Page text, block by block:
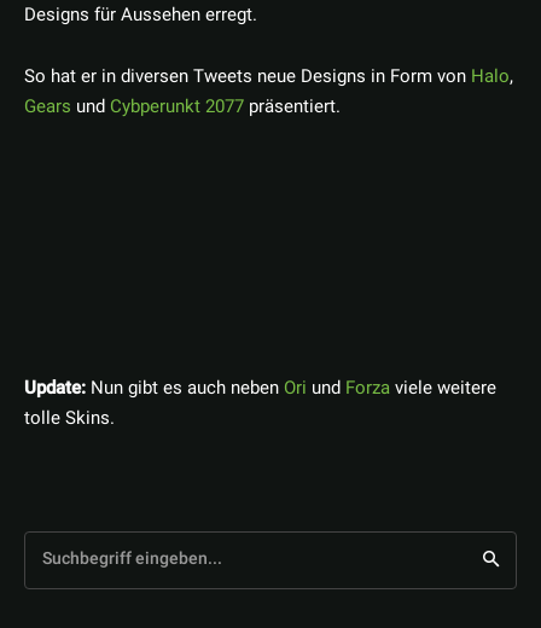
Designs für Aussehen erregt.
So hat er in diversen Tweets neue Designs in Form von Halo,
Gears und Cybperunkt 2077 präsentiert.
Update: Nun gibt es auch neben Ori und Forzaviele weitere
tolle Skins.
Suchbegriff eingeben...